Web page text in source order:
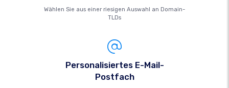
Wählen Sie aus einer riesigen Auswahl an Domain-
TLDs
Personalisiertes E-Mail-
Postfach